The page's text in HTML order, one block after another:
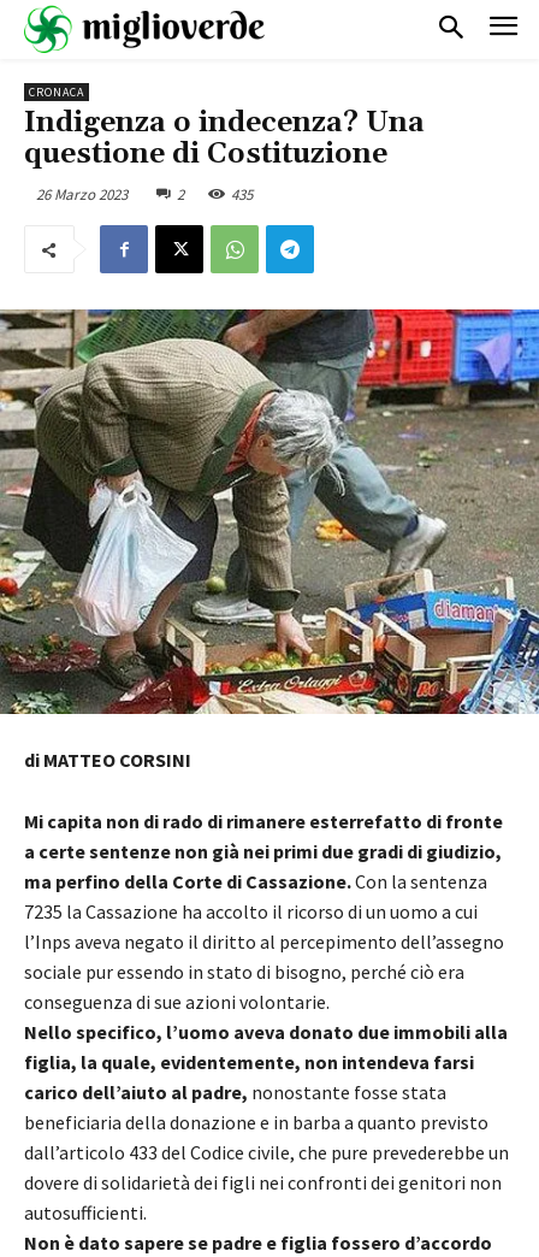
CRONACA
Indigenza o indecenza? Una
questione di Costituzione
26 Marzo 2023 2 435
di MATTEO CORSINI
Mi capita non di rado di rimanere esterrefatto di fronte
a certe sentenze non già nei primi due gradi di giudizio,
ma perfino della Corte di Cassazione.Con la sentenza
7235 la Cassazione ha accolto il ricorso di un uomo a cui
l’Inps aveva negato il diritto al percepimento dell’assegno
sociale pur essendo in stato di bisogno, perché ciò era
conseguenza di sue azioni volontarie.
Nello specifico, l’uomo aveva donato due immobili alla
figlia, la quale, evidentemente, non intendeva farsi
carico dell’aiuto al padre, nonostante fosse stata
beneficiaria della donazione e in barba a quanto previsto
dall’articolo 433 del Codice civile, che pure prevederebbe un
dovere di solidarietà dei figli nei confronti dei genitori non
autosufficienti.
Non è dato sapere se padre e figlia fossero d’accordo